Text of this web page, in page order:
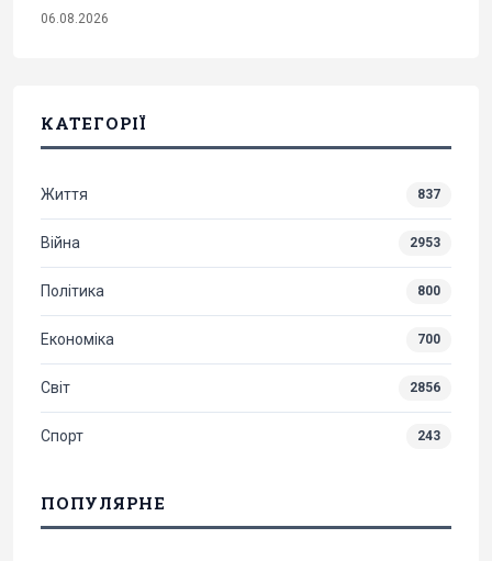
06.08.2026
КАТЕГОРІЇ
Життя 837
Війна 2953
Політика 800
Економіка 700
Світ 2856
Спорт 243
ПОПУЛЯРНЕ